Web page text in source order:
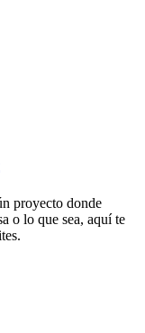
proyecto donde
o lo que sea, aquí te